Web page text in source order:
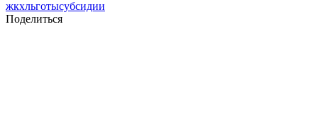
жкхльготысубсидии
Поделиться